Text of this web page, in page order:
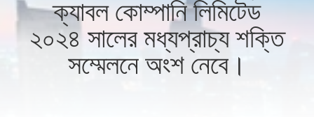
কারখানা
ক্যাবল কোম্পানি লিমিটেড
২০২৪ সালের মধ্যপ্রাচ্য শক্তি
সম্মেলনে অংশ নেবে।